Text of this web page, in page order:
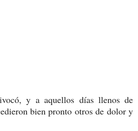
y a aquellos días llenos de
bien pronto otros de dolor y